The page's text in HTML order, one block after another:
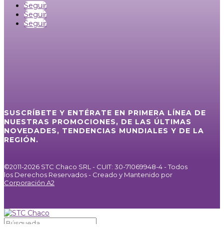
Seguir
Seguir
Seguir
SUSCRÍBETE Y ENTÉRATE EN PRIMERA LÍNEA DE
NUESTRAS PROMOCIONES, DE LAS ÚLTIMAS
NOVEDADES, TENDENCIAS MUNDIALES Y DE LA
REGIÓN.
©2011-2026 STC Chaco SRL - CUIT: 30-71069948-4 - Todos
los Derechos Reservados - Creado y Mantenido por
Corporación A2